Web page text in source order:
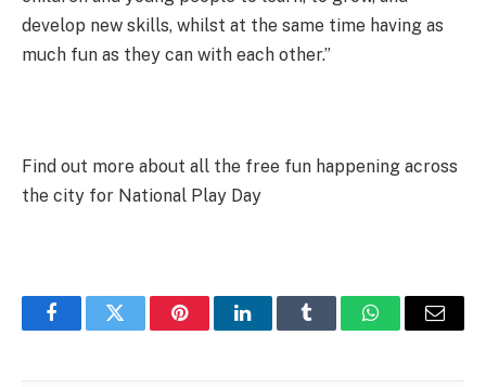
develop new skills, whilst at the same time having as
much fun as they can with each other.”
Find out more about all the free fun happening across
the city for National Play Day
FacebookTwitter PinterestLinkedInTumblr WhatsAppEmail